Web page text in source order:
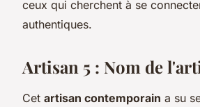
ceux qui cherchent à se
authentiques.
Artisan 5 : Nom de
Cet artisan contemporain a su